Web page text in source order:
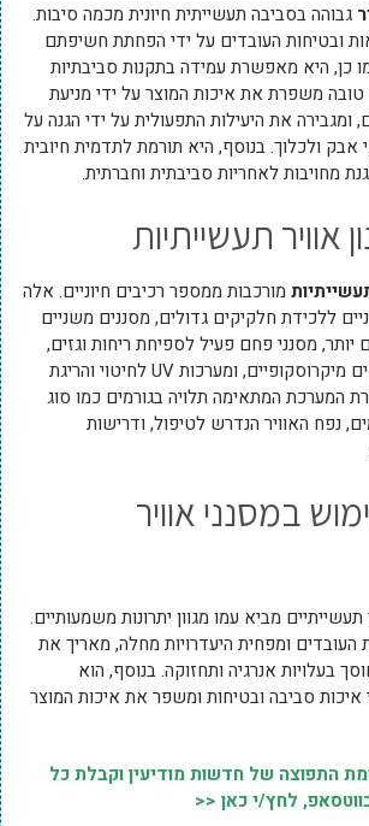
גבוהה בסביבה תעשייתית חיונית מכמה סיבות.
ובטיחות העובדים על ידי הפחתת חשיפתם
כן, היא מאפשרת עמידה בתקנות סביבתיות
טובה משפרת את איכות המוצר על ידי מניעת
ומגבירה את היעילות התפעולית על ידי הגנה על
אבק ולכלוך. בנוסף, היא תורמת לתדמית חיובית
מחויבות לאחריות סביבתית וחברתית.
אוויר תעשייתיות
מורכבות ממספר רכיבים חיוניים. אלה
ללכידת חלקיקים גדולים, מסננים משניים
יותר, מסנני פחם פעיל לספיחת ריחות וגזים,
מערכות לסינון חלקיקים מיקרוסקופיים, ומערכות UV לחיטוי והריגת
המערכת המתאימה תלויה בגורמים כמו סוג
נפח האוויר הנדרש לטיפול, ודרישות
במסנני אוויר
מביא עמו מגוון יתרונות משמעותיים.
ומפחית היעדרויות מחלה, מאריך את
בעלויות אנרגיה ותחזוקה. בנוסף, הוא
סביבה ובטיחות ומשפר את איכות המוצר
התפוצה של חדשות מודיעין וקבלת כל
לחץ/י כאן <<